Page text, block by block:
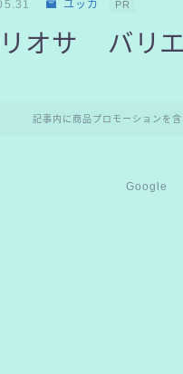
ユッカ PR
オサ バリ
記事内に商品プロモーションを
Google